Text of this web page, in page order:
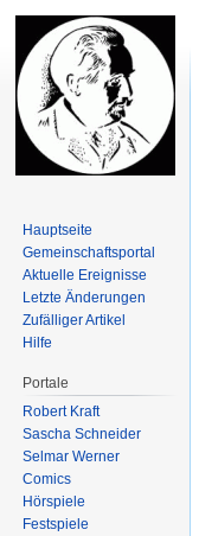
Hauptseite
Gemeinschafts­portal
Aktuelle Ereignisse
Letzte Änderungen
Zufälliger Artikel
Hilfe
Portale
Robert Kraft
Sascha Schneider
Selmar Werner
Comics
Hörspiele
Festspiele